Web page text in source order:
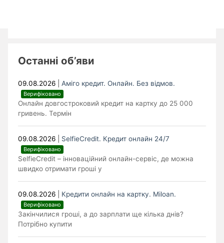
Останні об’яви
09.08.2026 |Аміго кредит. Онлайн. Без відмов.
Верифіковано
Онлайн довгостроковий кредит на картку до 25 000
гривень. Термін
09.08.2026 SelfieCredit. Кредит онлайн 24/7
Верифіковано
SelfieCredit – інноваційний онлайн-сервіс, де можна
швидко отримати гроші у
09.08.2026 Кредити онлайн на картку. Miloan.
Верифіковано
Закінчилися гроші, а до зарплати ще кілька днів?
Потрібно купити